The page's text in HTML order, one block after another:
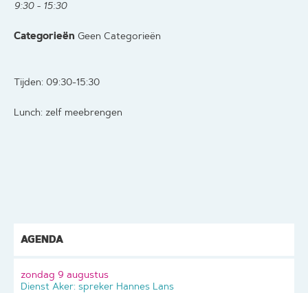
9:30 - 15:30
Categorieën Geen Categorieën
Tijden: 09:30-15:30
Lunch: zelf meebrengen
AGENDA
zondag 9 augustus
Dienst Aker: spreker Hannes Lans